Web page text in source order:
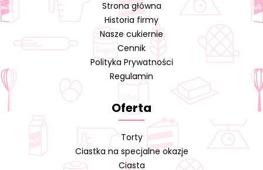
Strona główna
Historia firmy
Nasze cukiernie
Cennik
Polityka Prywatności
Regulamin
Oferta
Torty
Ciastka na specjalne okazje
Ciasta